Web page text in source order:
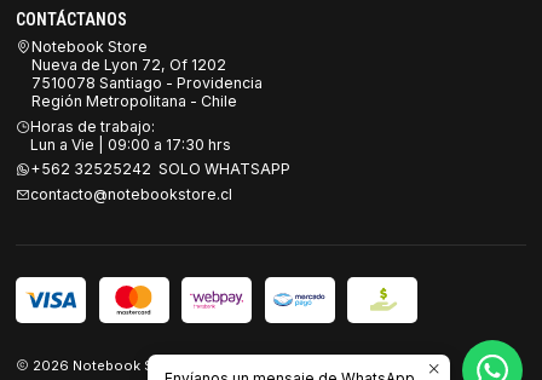
CONTÁCTANOS
Notebook Store
Nueva de Lyon 72, Of 1202
7510078 Santiago - Providencia
Región Metropolitana - Chile
Horas de trabajo:
Lun a Vie | 09:00 a 17:30 hrs
+562 32525242 SOLO WHATSAPP
contacto@notebookstore.cl
2026 Notebook Store.